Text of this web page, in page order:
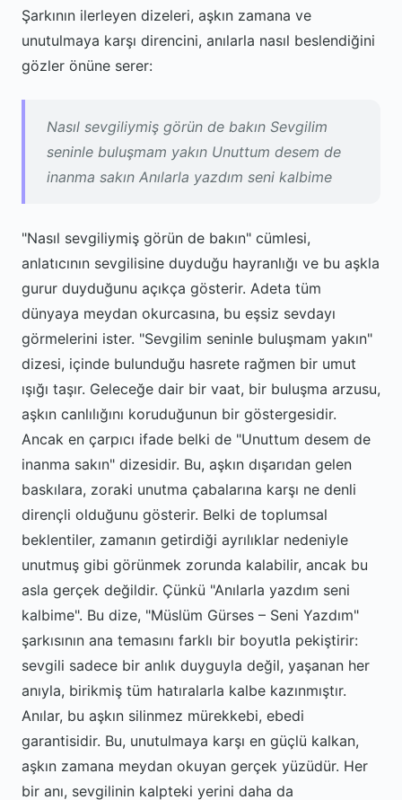
Şarkının ilerleyen dizeleri, aşkın zamana ve
unutulmaya karşı direncini, anılarla nasıl beslendiğini
gözler önüne serer:
Nasıl sevgiliymiş görün de bakın Sevgilim
seninle buluşmam yakın Unuttum desem de
inanma sakın Anılarla yazdım seni kalbime
"Nasıl sevgiliymiş görün de bakın" cümlesi,
anlatıcının sevgilisine duyduğu hayranlığı ve bu aşkla
gurur duyduğunu açıkça gösterir. Adeta tüm
dünyaya meydan okurcasına, bu eşsiz sevdayı
görmelerini ister. "Sevgilim seninle buluşmam yakın"
dizesi, içinde bulunduğu hasrete rağmen bir umut
ışığı taşır. Geleceğe dair bir vaat, bir buluşma arzusu,
aşkın canlılığını koruduğunun bir göstergesidir.
Ancak en çarpıcı ifade belki de "Unuttum desem de
inanma sakın" dizesidir. Bu, aşkın dışarıdan gelen
baskılara, zoraki unutma çabalarına karşı ne denli
dirençli olduğunu gösterir. Belki de toplumsal
beklentiler, zamanın getirdiği ayrılıklar nedeniyle
unutmuş gibi görünmek zorunda kalabilir, ancak bu
asla gerçek değildir. Çünkü "Anılarla yazdım seni
kalbime". Bu dize, "Müslüm Gürses – Seni Yazdım"
şarkısının ana temasını farklı bir boyutla pekiştirir:
sevgili sadece bir anlık duyguyla değil, yaşanan her
anıyla, birikmiş tüm hatıralarla kalbe kazınmıştır.
Anılar, bu aşkın silinmez mürekkebi, ebedi
garantisidir. Bu, unutulmaya karşı en güçlü kalkan,
aşkın zamana meydan okuyan gerçek yüzüdür. Her
bir anı, sevgilinin kalpteki yerini daha da